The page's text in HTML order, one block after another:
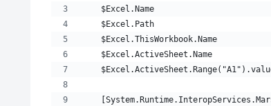
    $Excel.Name
    $Excel.Path
    $Excel.ThisWorkbook.Name
    $Excel.ActiveSheet.Name